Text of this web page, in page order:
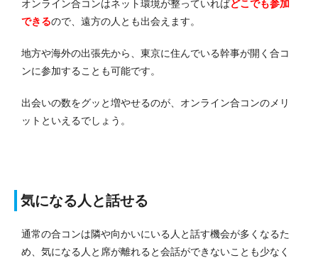
オンライン合コンはネット環境が整っていればどこでも参加
できるので、遠方の人とも出会えます。
地方や海外の出張先から、東京に住んでいる幹事が開く合コ
ンに参加することも可能です。
出会いの数をグッと増やせるのが、オンライン合コンのメリ
ットといえるでしょう。
気になる人と話せる
通常の合コンは隣や向かいにいる人と話す機会が多くなるた
め、気になる人と席が離れると会話ができないことも少なく